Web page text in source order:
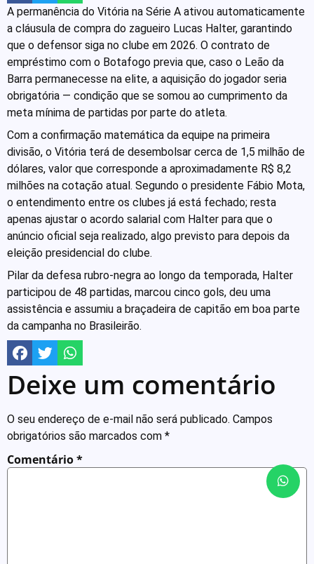
A permanência do Vitória na Série A ativou automaticamente
a cláusula de compra do zagueiro Lucas Halter, garantindo
que o defensor siga no clube em 2026. O contrato de
empréstimo com o Botafogo previa que, caso o Leão da
Barra permanecesse na elite, a aquisição do jogador seria
obrigatória — condição que se somou ao cumprimento da
meta mínima de partidas por parte do atleta.
Com a confirmação matemática da equipe na primeira
divisão, o Vitória terá de desembolsar cerca de 1,5 milhão de
dólares, valor que corresponde a aproximadamente R$ 8,2
milhões na cotação atual. Segundo o presidente Fábio Mota,
o entendimento entre os clubes já está fechado; resta
apenas ajustar o acordo salarial com Halter para que o
anúncio oficial seja realizado, algo previsto para depois da
eleição presidencial do clube.
Pilar da defesa rubro-negra ao longo da temporada, Halter
participou de 48 partidas, marcou cinco gols, deu uma
assistência e assumiu a braçadeira de capitão em boa parte
da campanha no Brasileirão.
Deixe um comentário
O seu endereço de e-mail não será publicado. Campos
obrigatórios são marcados com *
Comentário*